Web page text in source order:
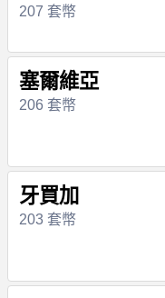
207 套幣
塞爾維亞
206 套幣
牙買加
203 套幣